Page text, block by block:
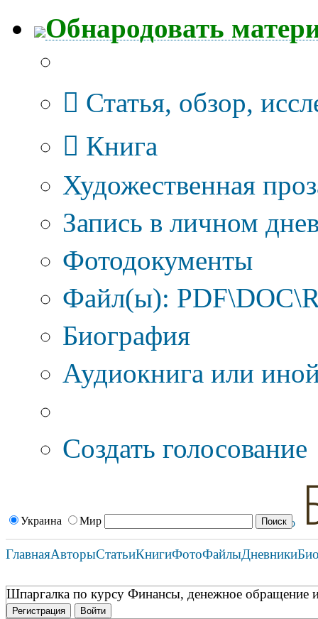
Обнародовать
Статья, обзор,
Книга
Художественная
Запись в личном
Фотодокументы
Файл(ы):
Биография
Аудиокнига или
Создать голосование
Украина Мир
ГлавнаяАвторыСтатьиКнигиФотоФайлыДневники
Шпаргалка по курсу Финансы, денежное обращение
Регистрация Войти